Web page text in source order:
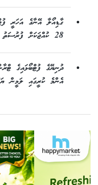
ގާޑިއޯލާ އޭނާގެ އަހަރީ
28 ކުއްޖަކަށް ފުރުސަތު ދީފި
ދުނިޔޭގެ ފުޓްބޯޅައިގެ
އެންމެ ކުރީގައި ލަމީން